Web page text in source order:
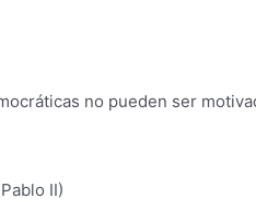
no pueden ser
II)